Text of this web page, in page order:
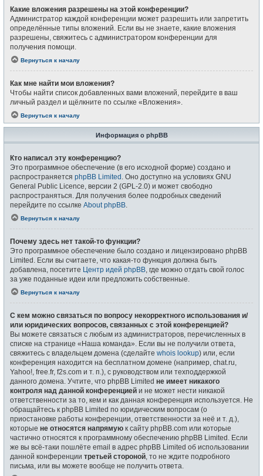
Какие вложения разрешены на этой конференции?
Администратор каждой конференции может разрешить или запретить
определённые типы вложений. Если вы не знаете, какие вложения
разрешены, свяжитесь с администратором конференции для
получения помощи.
Вернуться к началу
Как мне найти мои вложения?
Чтобы найти список добавленных вами вложений, перейдите в ваш
личный раздел и щёлкните по ссылке «Вложения».
Вернуться к началу
Информация о phpBB
Кто написал эту конференцию?
Это программное обеспечение (в его исходной форме) создано и
распространяется phpBB Limited . Оно доступно на условиях GNU
General Public Licence, версии 2 (GPL-2.0) и может свободно
распространяться. Для получения более подробных сведений
перейдите по ссылке About phpBB
Вернуться к началу
Почему здесь нет такой-то функции?
Это программное обеспечение было создано и лицензировано phpBB
Limited. Если вы считаете, что какая-то функция должна быть
добавлена, посетите Центр идей phpBB , где можно отдать свой голос
за уже поданные идеи или предложить собственные.
Вернуться к началу
С кем можно связаться по вопросу некорректного использования и/
или юридических вопросов, связанных с этой конференцией?
Вы можете связаться с любым из администраторов, перечисленных в
списке на странице «Наша команда». Если вы не получили ответа,
свяжитесь с владельцем домена (сделайте whois lookup) или, если
конференция находится на бесплатном домене (например, chat.ru,
Yahoo!, free.fr, f2s.com и т. п.), с руководством или техподдержкой
данного домена. Учтите, что phpBB Limited не имеет никакого
контроля над данной конференцией и не может нести никакой
ответственности за то, кем и как данная конференция используется. Не
обращайтесь к phpBB Limited по юридическим вопросам (о
приостановке работы конференции, ответственности за неё и т. д.),
которые не относятся напрямую к сайту phpBB.com или которые
частично относятся к программному обеспечению phpBB Limited. Если
же вы всё-таки пошлёте email в адрес phpBB Limited об использовании
данной конференции третьей стороной , то не ждите подробного
письма, или вы можете вообще не получить ответа.